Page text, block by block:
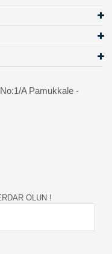
A Pamukkale -
OLUN !